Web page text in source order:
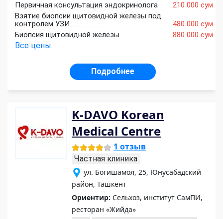
Первичная консультация эндокринолога
210 000 сум
Взятие биопсии щитовидной железы под
контролем УЗИ
480 000 сум
Биопсия щитовидной железы
880 000 сум
Все цены
Подробнее
K-DAVO Korean
Medical Centre
1 отзыв
Частная клиника
ул. Богишамол, 25, Юнусабадский
район, Ташкент
Ориентир: Сельхоз, институт СамПИ,
ресторан «Жийда»